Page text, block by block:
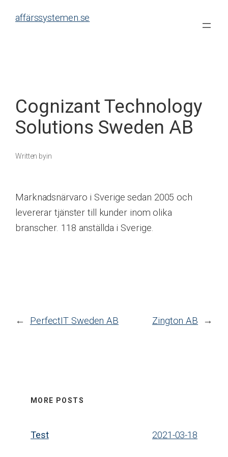
affärssystemen.se
Cognizant Technology
Solutions Sweden AB
Written byin
Marknadsnärvaro i Sverige sedan 2005 och
levererar tjänster till kunder inom olika
branscher. 118 anställda i Sverige.
← PerfectIT Sweden AB Zington AB →
MORE POSTS
Test 2021-03-18